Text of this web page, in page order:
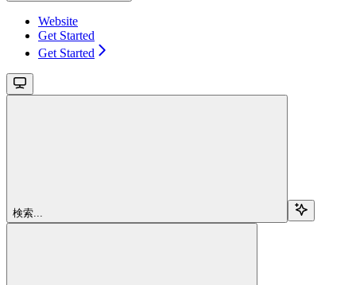
Website
Get Started
Get Started
検索...